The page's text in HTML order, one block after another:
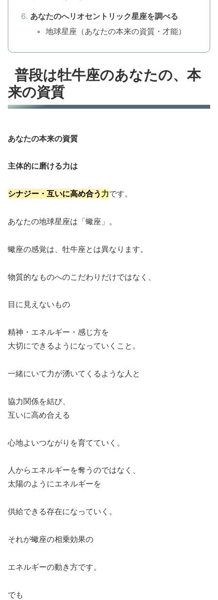
あなたのへリオセントリック星座を調べる
地球星座（あなたの本来の資質・才能）
普段は牡牛座のあなたの、本
来の資質
あなたの本来の資質
主体的に磨ける力は
シナジー・互いに高め合う 力です。
あなたの地球星座は「蠍座」。
蠍座の感覚は、牡牛座とは異なります。
物質的なものへのこだわりだけではなく、
目に見えないもの
精神・エネルギー・感じ方を
大切にできるようになっていくこと。
一緒にいて力が湧いてくるような人と
協力関係を結び、
互いに高め合える
心地よいつながりを育てていく。
人からエネルギーを奪うのではなく、
太陽のようにエネルギーを
供給できる存在になっていく。
それが蠍座の相乗効果の
エネルギーの動き方です。
でも